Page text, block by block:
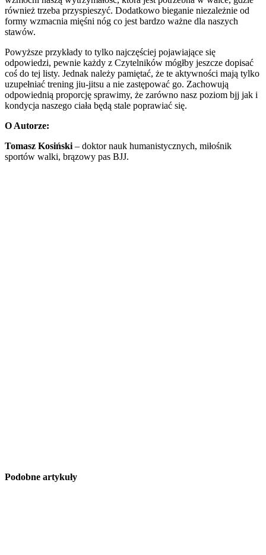
również trzeba przyspieszyć. Dodatkowo bieganie niezależnie od
formy wzmacnia mięśni nóg co jest bardzo ważne dla naszych
stawów.
Powyższe przykłady to tylko najczęściej pojawiające się
odpowiedzi, pewnie każdy z Czytelników mógłby jeszcze dopisać
coś do tej listy. Jednak należy pamiętać, że te aktywności mają tylko
uzupełniać trening jiu-jitsu a nie zastępować go. Zachowują
odpowiednią proporcję sprawimy, że zarówno nasz poziom bjj jak i
kondycja naszego ciała będą stale poprawiać się.
O Autorze:
Tomasz Kosiński – doktor nauk humanistycznych, miłośnik
sportów walki, brązowy pas BJJ.
Podobne artykuły